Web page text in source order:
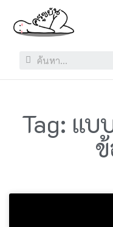
Tag: แ